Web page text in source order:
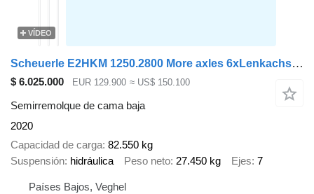
VÍDEO
Scheuerle E2HKM 1250.2800 More axles 6xLenkachse Extendable-930cm Dolly
$ 6.025.000 EUR 129.900 ≈ US$ 150.100
Semirremolque de cama baja
2020
Capacidad de carga 82.550 kg
Suspensión hidráulica Peso neto 27.450 kg Ejes 7
Países Bajos, Veghel